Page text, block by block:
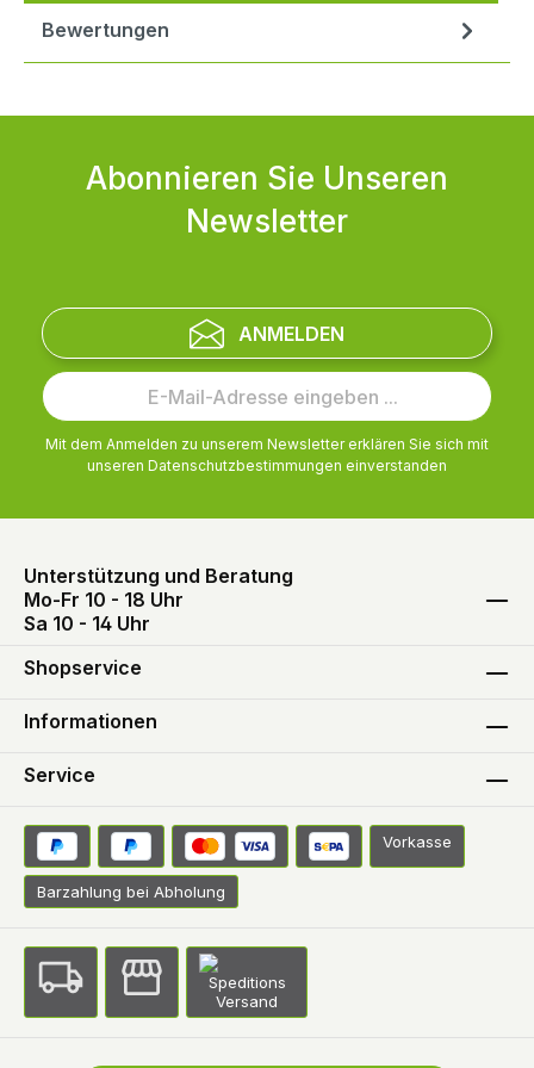
Bewertungen
Abonnieren Sie Unseren
Newsletter
ANMELDEN
Mit dem Anmelden zu unserem Newsletter erklären Sie sich mit
unseren Datenschutzbestimmungen einverstanden
Unterstützung und Beratung
Mo-Fr 10 - 18 Uhr
Sa 10 - 14 Uhr
Shopservice
Informationen
Service
Vorkasse
Barzahlung bei Abholung